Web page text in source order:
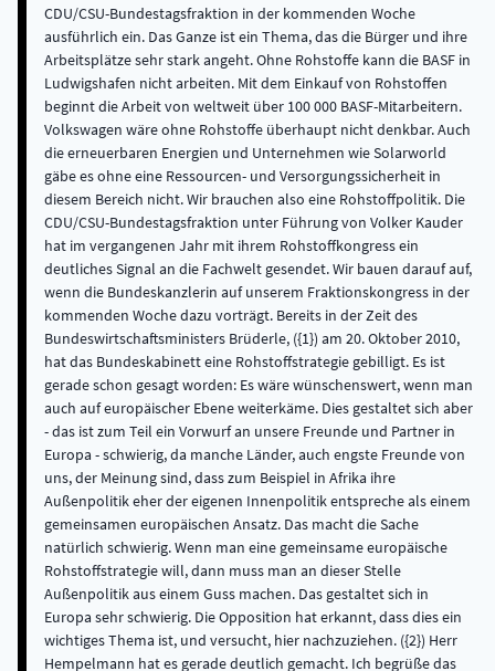
CDU/CSU-Bundestagsfraktion in der kommenden Woche
ausführlich ein. Das Ganze ist ein Thema, das die Bürger und ihre
Arbeitsplätze sehr stark angeht. Ohne Rohstoffe kann die BASF in
Ludwigshafen nicht arbeiten. Mit dem Einkauf von Rohstoffen
beginnt die Arbeit von weltweit über 100 000 BASF-Mitarbeitern.
Volkswagen wäre ohne Rohstoffe überhaupt nicht denkbar. Auch
die erneuerbaren Energien und Unternehmen wie Solarworld
gäbe es ohne eine Ressourcen- und Versorgungssicherheit in
diesem Bereich nicht. Wir brauchen also eine Rohstoffpolitik. Die
CDU/CSU-Bundestagsfraktion unter Führung von Volker Kauder
hat im vergangenen Jahr mit ihrem Rohstoffkongress ein
deutliches Signal an die Fachwelt gesendet. Wir bauen darauf auf,
wenn die Bundeskanzlerin auf unserem Fraktionskongress in der
kommenden Woche dazu vorträgt. Bereits in der Zeit des
Bundeswirtschaftsministers Brüderle, ({1}) am 20. Oktober 2010,
hat das Bundeskabinett eine Rohstoffstrategie gebilligt. Es ist
gerade schon gesagt worden: Es wäre wünschenswert, wenn man
auch auf europäischer Ebene weiterkäme. Dies gestaltet sich aber
- das ist zum Teil ein Vorwurf an unsere Freunde und Partner in
Europa - schwierig, da manche Länder, auch engste Freunde von
uns, der Meinung sind, dass zum Beispiel in Afrika ihre
Außenpolitik eher der eigenen Innenpolitik entspreche als einem
gemeinsamen europäischen Ansatz. Das macht die Sache
natürlich schwierig. Wenn man eine gemeinsame europäische
Rohstoffstrategie will, dann muss man an dieser Stelle
Außenpolitik aus einem Guss machen. Das gestaltet sich in
Europa sehr schwierig. Die Opposition hat erkannt, dass dies ein
wichtiges Thema ist, und versucht, hier nachzuziehen. ({2}) Herr
Hempelmann hat es gerade deutlich gemacht. Ich begrüße das